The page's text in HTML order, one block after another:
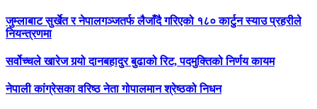
जुम्लाबाट सुर्खेत र नेपालगञ्जतर्फ लैजाँदै गरिएको १८० कार्टुन स्याउ प्रहरीले
नियन्त्रणमा
सर्वोच्चले खारेज गर्‍यो दानबहादुर बुढाको रिट, पदमुक्तिको निर्णय कायम
नेपाली कांग्रेसका वरिष्ठ नेता गोपालमान श्रेष्ठको निधन